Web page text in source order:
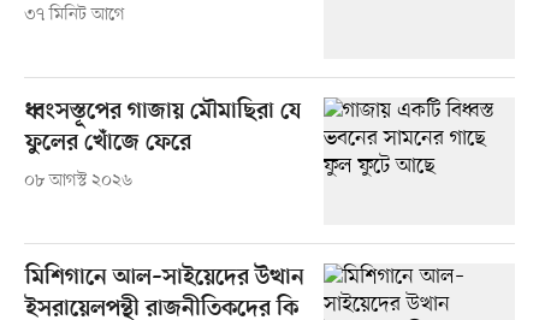
৩৭ মিনিট আগে
ধ্বংসস্তূপের গাজায় মৌমাছিরা যে
ফুলের খোঁজে ফেরে
০৮ আগস্ট ২০২৬
মিশিগানে আল–সাইয়েদের উত্থান
ইসরায়েলপন্থী রাজনীতিকদের কি